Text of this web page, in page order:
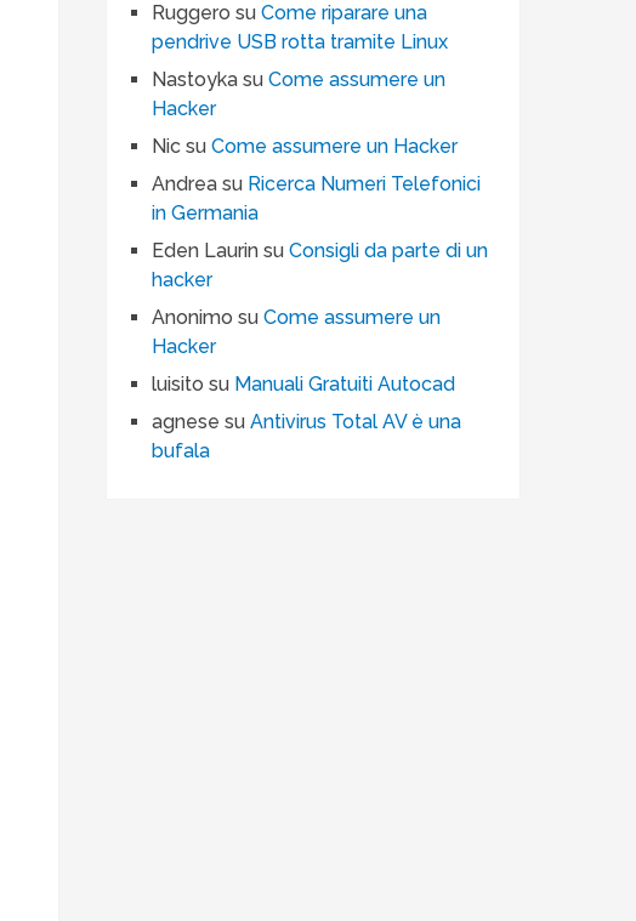
Ruggero suCome riparare una
pendrive USB rotta tramite Linux
Nastoyka suCome assumere un
Hacker
Nic suCome assumere un Hacker
Andrea su Ricerca Numeri Telefonici
in Germania
Eden Laurin suConsigli da parte di un
hacker
Anonimo suCome assumere un
Hacker
luisito su Manuali Gratuiti Autocad
agnese suAntivirus Total AV è una
bufala